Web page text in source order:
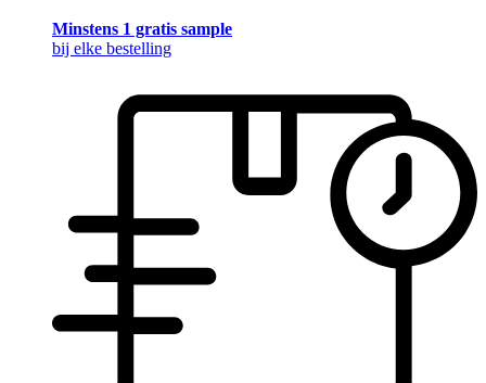
Minstens 1 gratis sample
bij elke bestelling